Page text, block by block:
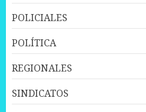
POLICIALES
POLÍTICA
REGIONALES
SINDICATOS